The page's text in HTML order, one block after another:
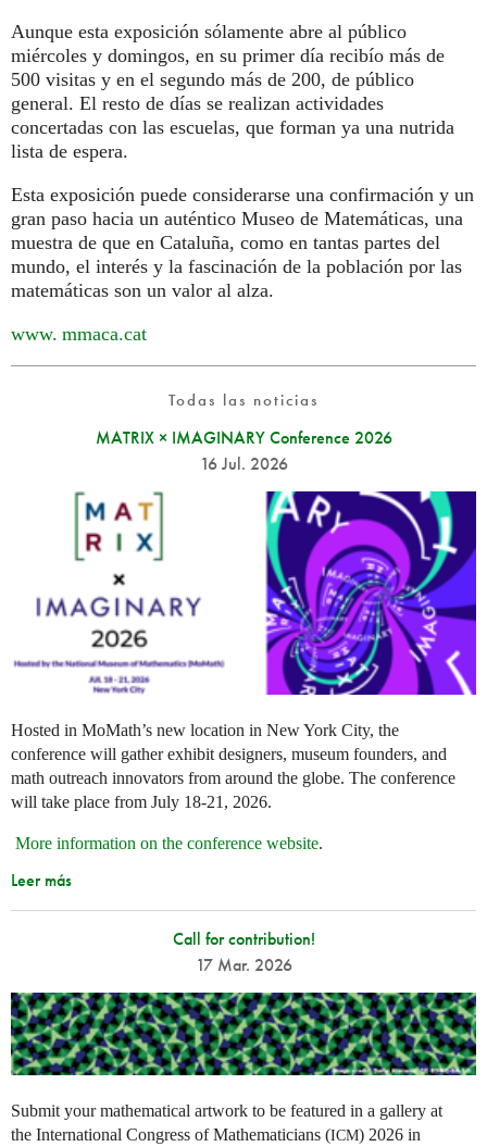
Aunque esta exposición sólamente abre al público
miércoles y domingos, en su primer día recibío más de
500 visitas y en el segundo más de 200, de público
general. El resto de días se realizan actividades
concertadas con las escuelas, que forman ya una nutrida
lista de espera.
Esta exposición puede considerarse una confirmación y un
gran paso hacia un auténtico Museo de Matemáticas, una
muestra de que en Cataluña, como en tantas partes del
mundo, el interés y la fascinación de la población por las
matemáticas son un valor al alza.
www. mmaca.cat
Todas las noticias
MATRIX × IMAGINARY Conference 2026
16 Jul. 2026
Hosted in MoMath’s new location in New York City, the
conference will gather exhibit designers, museum founders, and
math outreach innovators from around the globe. The conference
will take place from July 18-21, 2026.
More information on the conference website.
Leer más
Call for contribution!
17 Mar. 2026
Submit your mathematical artwork to be featured in a gallery at
the International Congress of Mathematicians (ICM) 2026 in